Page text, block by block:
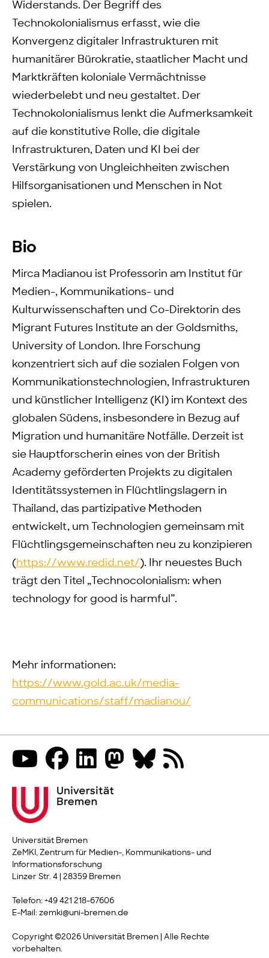
Widerstands. Der Begriff des
Technokolonialismus erfasst, wie die
Konvergenz digitaler Infrastrukturen mit
humanitärer Bürokratie, staatlicher Macht und
Marktkräften koloniale Vermächtnisse
wiederbelebt und neu gestaltet. Der
Technokolonialismus lenkt die Aufmerksamkeit
auf die konstitutive Rolle, die digitale
Infrastrukturen, Daten und KI bei der
Verstärkung von Ungleichheiten zwischen
Hilfsorganisationen und Menschen in Not
spielen.
Bio
Mirca Madianou ist Professorin am Institut für
Medien-, Kommunikations- und
Kulturwissenschaften und Co-Direktorin des
Migrant Futures Institute an der Goldsmiths,
University of London. Ihre Forschung
konzentriert sich auf die sozialen Folgen von
Kommunikationstechnologien, Infrastrukturen
und künstlicher Intelligenz (KI) im Kontext des
globalen Südens, insbesondere in Bezug auf
Migration und humanitäre Notfälle. Derzeit ist
sie Hauptforscherin eines von der British
Academy geförderten Projekts zu digitalen
Identitätssystemen in Flüchtlingslagern in
Thailand, das partizipative Methoden
entwickelt, um Technologien gemeinsam mit
Flüchtlingsgemeinschaften neu zu konzipieren
(https://www.redid.net/ ). Ihr neuestes Buch
trägt den Titel „Technocolonialism: when
technology for good is harmful”.
Mehr informationen:
https://www.gold.ac.uk/media-
communications/staff/madianou/
Universität Bremen
ZeMKI, Zentrum für Medien-, Kommunikations- und
Informationsforschung
Linzer Str. 4 | 28359 Bremen
Telefon: +49 421 218-67606
E-Mail: zemki@uni-bremen.de
Copyright ©2026 Universität Bremen | Alle Rechte
vorbehalten.